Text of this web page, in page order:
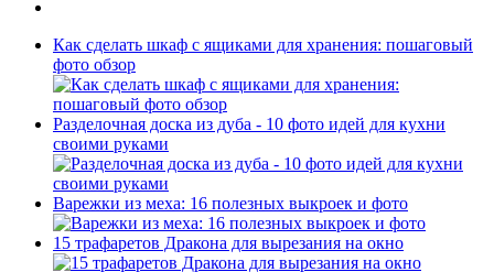
Как сделать шкаф с ящиками для хранения: пошаговый
фото обзор
Разделочная доска из дуба - 10 фото идей для кухни
своими руками
Варежки из меха: 16 полезных выкроек и фото
15 трафаретов Дракона для вырезания на окно